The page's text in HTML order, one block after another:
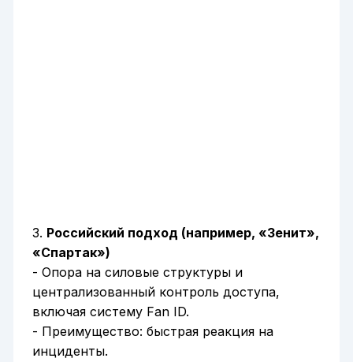
3. Российский подход (например, «Зенит»,
«Спартак»)
- Опора на силовые структуры и
централизованный контроль доступа,
включая систему Fan ID.
- Преимущество: быстрая реакция на
инциденты.